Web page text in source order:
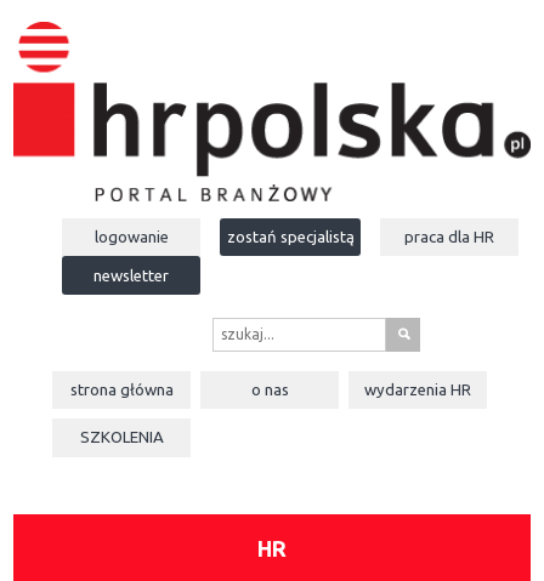
logowanie zostań specjalistą praca dla HR
newsletter
s
strona główna o nas wydarzeniaHR
SZKOLENIA
HR